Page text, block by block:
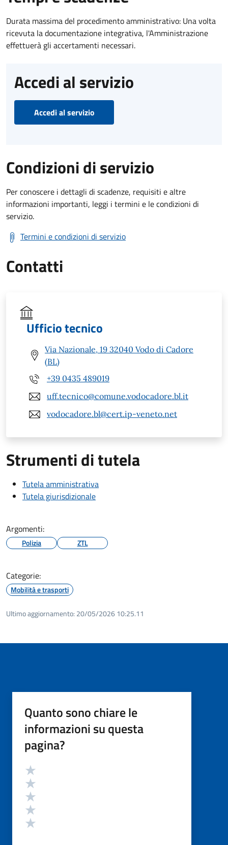
Durata massima del procedimento amministrativo: Una volta
ricevuta la documentazione integrativa, l'Amministrazione
effettuerà gli accertamenti necessari.
Accedi al servizio
Accedi al servizio
Condizioni di servizio
Per conoscere i dettagli di scadenze, requisiti e altre
informazioni importanti, leggi i termini e le condizioni di
servizio.
Termini e condizioni di servizio
Contatti
Ufficio tecnico
Via Nazionale, 19 32040 Vodo di Cadore
(BL)
+39 0435 489019
uff.tecnico@comune.vodocadore.bl.it
vodocadore.bl@cert.ip-veneto.net
Strumenti di tutela
Tutela amministrativa
Tutela giurisdizionale
Argomenti:
Polizia ZTL
Categorie:
Mobilità e trasporti
Ultimo aggiornamento: 20/05/2026 10:25.11
Quanto sono chiare le
informazioni su questa
pagina?
Valutazione